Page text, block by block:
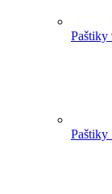
Paštiky
Paštiky